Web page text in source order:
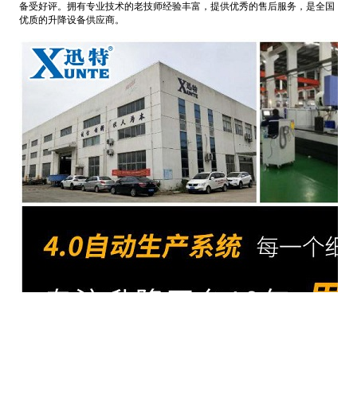
备受好评。拥有专业技术的老技师经验丰富，提供优秀的售后服务，是全国
优质的升降设备供应商。